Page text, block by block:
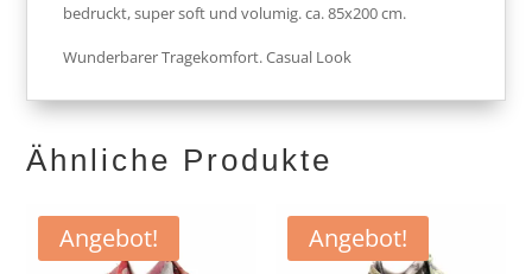
bedruckt, super soft und volumig. ca. 85x200 cm.
Wunderbarer Tragekomfort. Casual Look
Ähnliche Produkte
Angebot! Angebot!